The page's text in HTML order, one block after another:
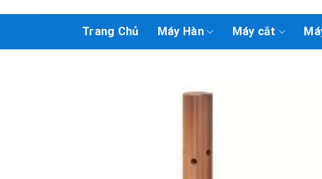
Trang Chủ Máy Hàn Máy cắt